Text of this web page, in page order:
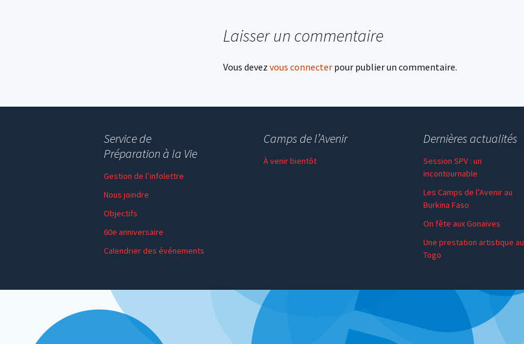
Laisser un commentaire
Vous devez vous connecter pour publier un commentaire.
Service de
Préparation à la Vie
Gestion de l’infolettre
Nous joindre
Objectifs
60e anniversaire
Calendrier des événements
Thème de l’année
Faire un don
Camps de l’Avenir
À venir bientôt
Dernières actualités
Session SPV : un
incontournable
Les Camps de l’Avenir au
Burkina Faso
On fête aux Gonaïves
Une prestation artistique au
Togo